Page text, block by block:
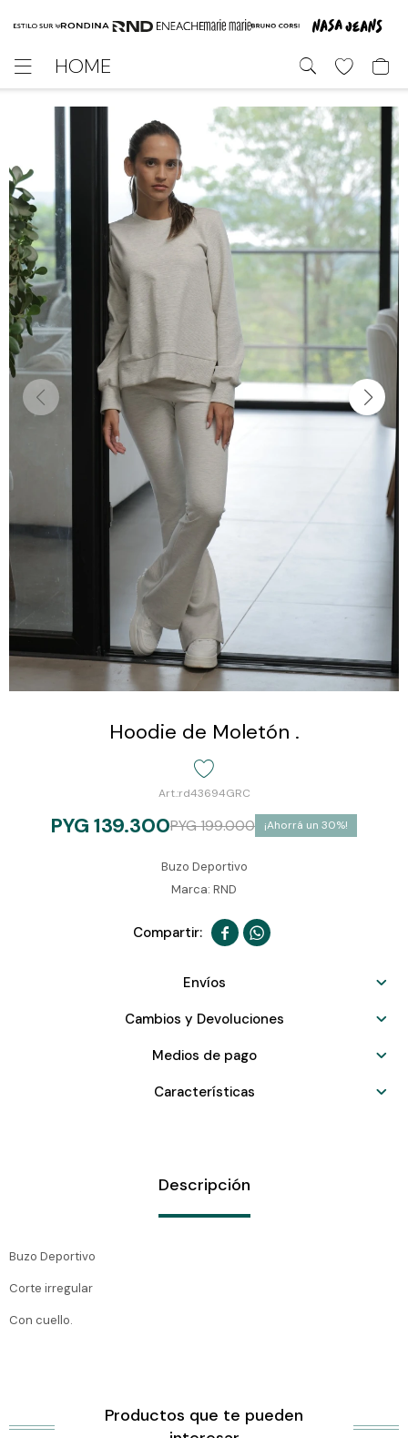
HOME

Hoodie de Moletón .
rd43694GRC
PYG 139.300PYG199.000 30
Buzo Deportivo
Marca: RND
 
Envíos
Cambios y Devoluciones
Medios de pago
Características
Descripción
Buzo Deportivo
Corte irregular
Con cuello.
Productos que te pueden